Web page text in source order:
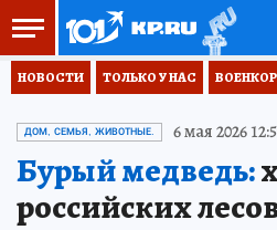
НОВОСТИ ТОЛЬКО У НАС
ДОМ, СЕМЬЯ, ЖИВОТНЫЕ. 6 мая 2026
Бурый медведь:
российских